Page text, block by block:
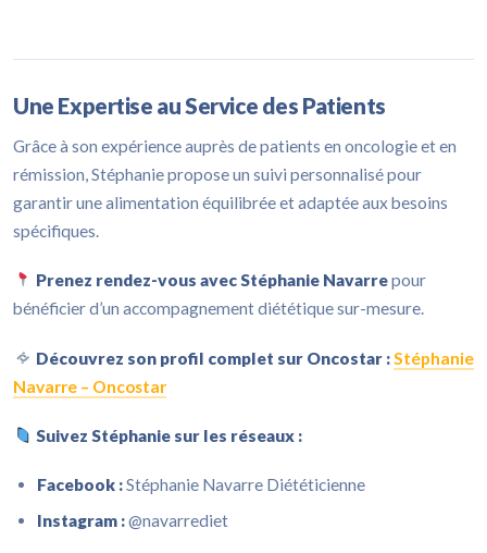
Une Expertise au Service des Patients
Grâce à son expérience auprès de patients en oncologie et en
rémission, Stéphanie propose un suivi personnalisé pour
garantir une alimentation équilibrée et adaptée aux besoins
spécifiques.
Prenez rendez-vous avec Stéphanie Navarrepour
bénéficier d’un accompagnement diététique sur-mesure.
Découvrez son profil complet sur Oncostar : Stéphanie
Navarre – Oncostar
Suivez Stéphanie sur les réseaux :
Facebook :Stéphanie Navarre Diététicienne
Instagram :@navarrediet